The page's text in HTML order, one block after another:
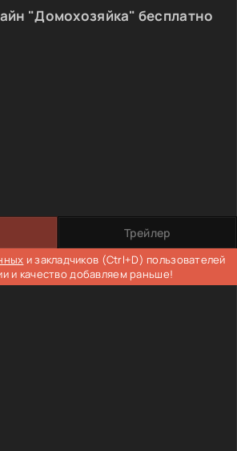
"Домохозяйка" бесплатно
Трейлер
и закладчиков (Ctrl+D) пользователей
и качество добавляем раньше!